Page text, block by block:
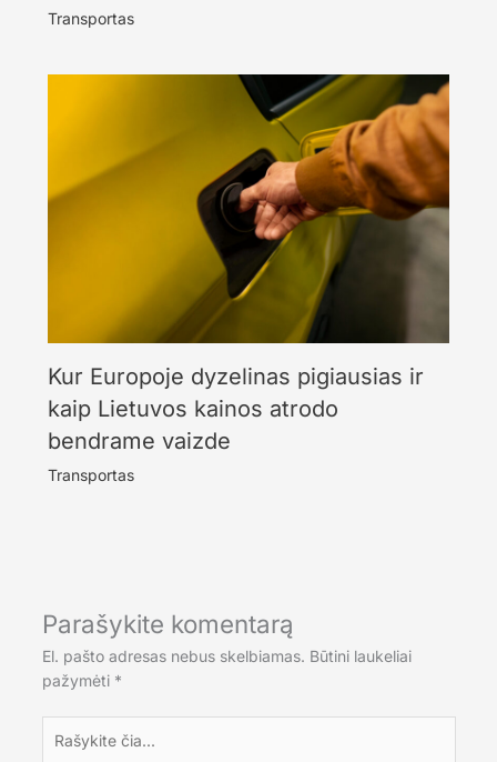
Transportas
Kur Europoje dyzelinas pigiausias ir
kaip Lietuvos kainos atrodo
bendrame vaizde
Transportas
Parašykite komentarą
El. pašto adresas nebus skelbiamas. Būtini laukeliai
pažymėti *
čia...